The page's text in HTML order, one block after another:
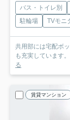
バス・トイレ別
駐輪場
TVモニ
共用部には宅配ボ
も充実しています
る
賃貸マンション